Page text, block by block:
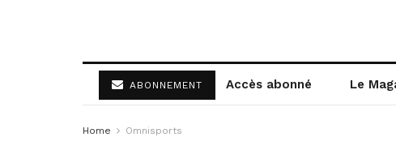
ABONNEMENT Accès abonné Le
Home Omnisports